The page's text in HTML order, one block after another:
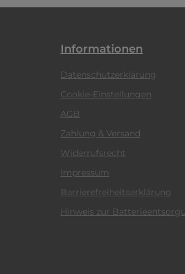
Informationen
Datenschutzerklärung
Cookie-Einstellungen
AGB
Zahlung & Versand
Widerrufsrecht
Impressum
Barrierefreiheitserklärung
Hinweis zur